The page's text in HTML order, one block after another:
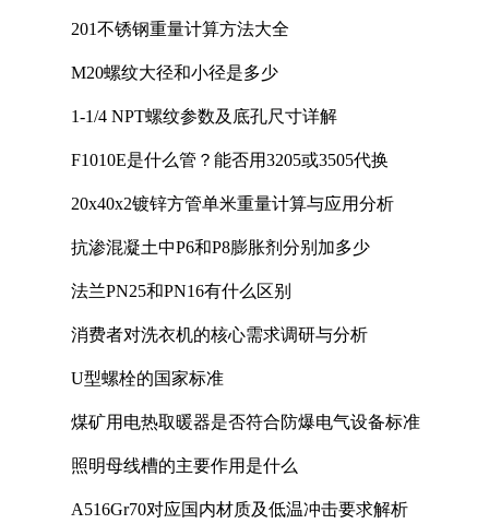
201不锈钢重量计算方法大全
M20螺纹大径和小径是多少
1-1/4 NPT螺纹参数及底孔尺寸详解
F1010E是什么管？能否用3205或3505代换
20x40x2镀锌方管单米重量计算与应用分析
抗渗混凝土中P6和P8膨胀剂分别加多少
法兰PN25和PN16有什么区别
消费者对洗衣机的核心需求调研与分析
U型螺栓的国家标准
煤矿用电热取暖器是否符合防爆电气设备标准
照明母线槽的主要作用是什么
A516Gr70对应国内材质及低温冲击要求解析